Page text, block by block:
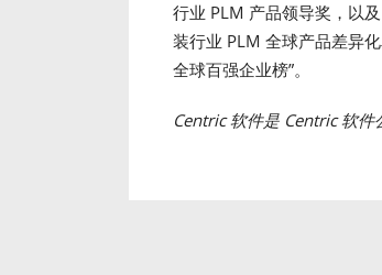
行业 PLM 产品领导奖，以
装行业 PLM 全球产品差异
全球百强企业榜”。
Centric 软件是 Centric 软件